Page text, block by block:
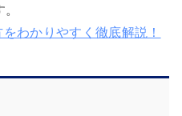
わかりやすく徹底解説！